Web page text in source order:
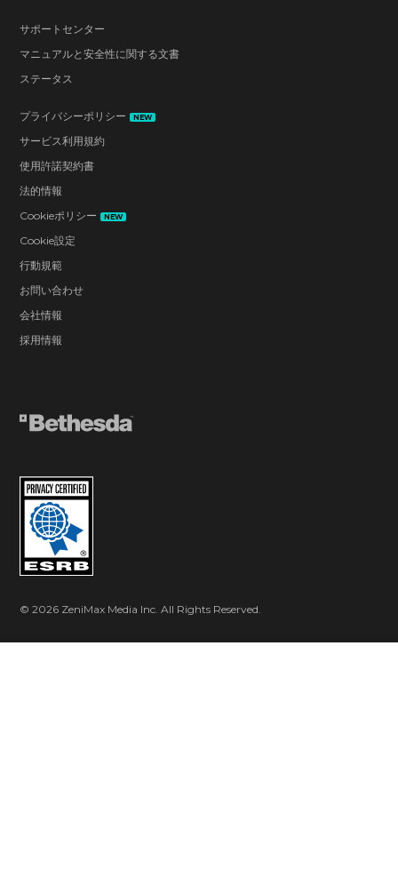
トを有効/無効にします。
ディスプレイ
ビデオ設定、解像度スケール、ワイドスクリー
ン、HUDアスペクト比、セーフゾーンを調整しま
す。
視野 - 視野を調整します（50～120）。デフォルト
は74です。
画面の揺れ – カメラビューの揺れを調整します
（0%～100%）。デフォルトは75%です。
フルスクリーンHUD - 画面下部に表示される装飾
的なHUD要素を有効/無効にします。
エクストラライト – レベルにライティングを追加
ルトは0%です。
エクストラライト – マップのライトレベルを調整
します。0%（エクストラライトなし）から100%
にすることで、ゲーム内の暗い場所での視認性が
向上し、視界距離が広がります。
アイテム説明 – 所持品のアイテム選択時、名前と
説明の画面表示を有効/無効にします。デフォルト
サポートセンター
マニュアルと安全性に関する文書
ステータス
プライバシーポリシー NEW
サービス利用規約
使用許諾契約書
法的情報
Cookieポリシー
NEW
Cookie設定
行動規範
お問い合わせ
会社情報
採用情報
© 2026 ZeniMax Media Inc. All Rights Reserved.